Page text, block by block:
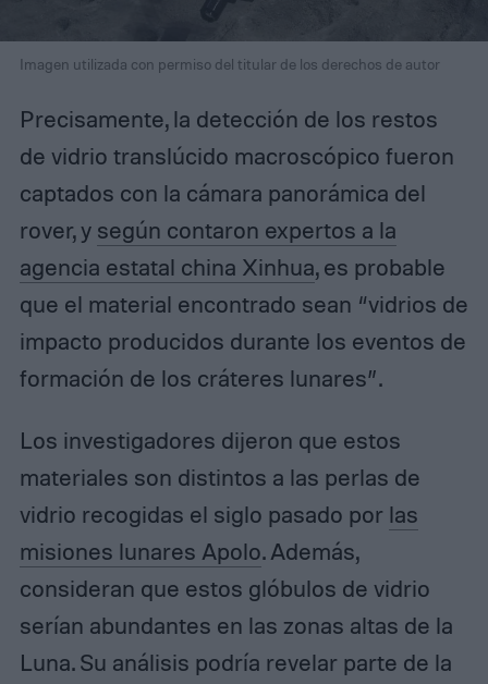
Imagen utilizada con permiso del titular de los derechos de autor
Precisamente, la detección de los restos
de vidrio translúcido macroscópico fueron
captados con la cámara panorámica del
rover, y según contaron expertos a la
agencia estatal china Xinhua, es probable
que el material encontrado sean “vidrios de
impacto producidos durante los eventos de
formación de los cráteres lunares”.
Los investigadores dijeron que estos
materiales son distintos a las perlas de
vidrio recogidas el siglo pasado por las
misiones lunares Apolo. Además,
consideran que estos glóbulos de vidrio
serían abundantes en las zonas altas de la
Luna. Su análisis podría revelar parte de la